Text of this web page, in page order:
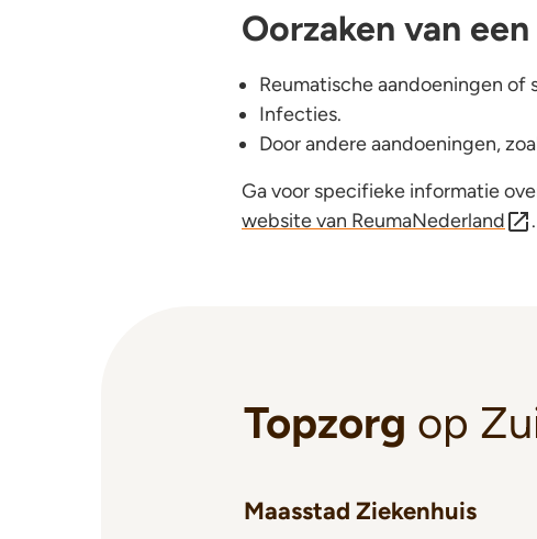
Oorzaken van
Reumatische aandoeningen
Infecties.
Door andere aandoeningen,
Ga voor specifieke informatie
website van ReumaNederland
.
Topzorg op
Maasstad Ziekenhuis